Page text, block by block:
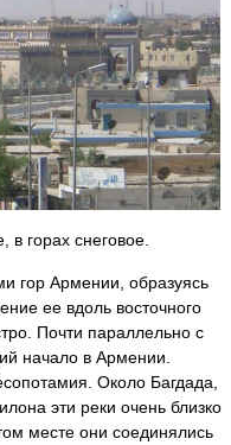
горах снеговое.
гор Армении, образуясь
ее вдоль восточного
Почти параллельно с
начало в Армении.
Около Багдада,
эти реки очень близко
месте они соединялись